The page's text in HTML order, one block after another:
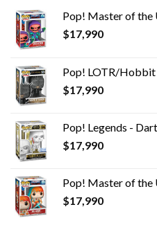
Pop! Master of the
$17,990
Pop! LOTR/
$17,990
Pop! Legends -
$17,990
Pop! Master of the
$17,990